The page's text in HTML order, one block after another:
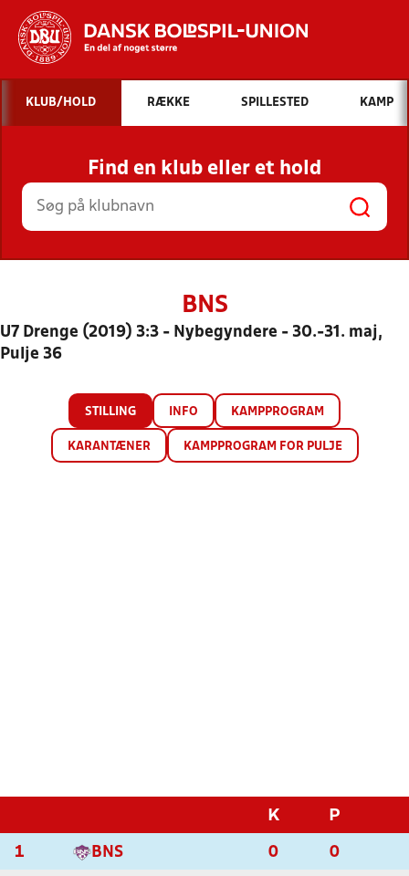
Hvad vil du søge efter?
INDHOLD OG NYHEDER
STILLINGER, RESULTATER, KLUBBER OG
HOLD
KLUB/HOLD RÆKKE SPILLESTED KAMP
Find en klub eller et hold
BNS
U7 Drenge (2019) 3:3 - Nybegyndere - 30.-31. maj,
Pulje 36
STILLING INFO KAMPPROGRAM
KARANTÆNER KAMPPROGRAM FOR PULJE
K P
1 BNS 0 0